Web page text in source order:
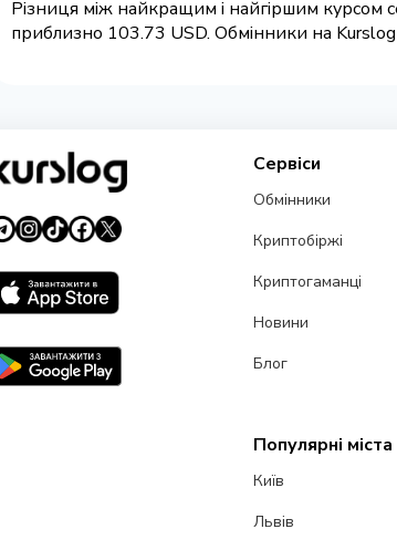
Різниця між найкращим і найгіршим курсом
приблизно 103.73 USD. Обмінники на Kurslog
Сервіси
Обмінники
Криптобіржі
Криптогаманці
Новини
Блог
Популярні міста
Київ
Львів